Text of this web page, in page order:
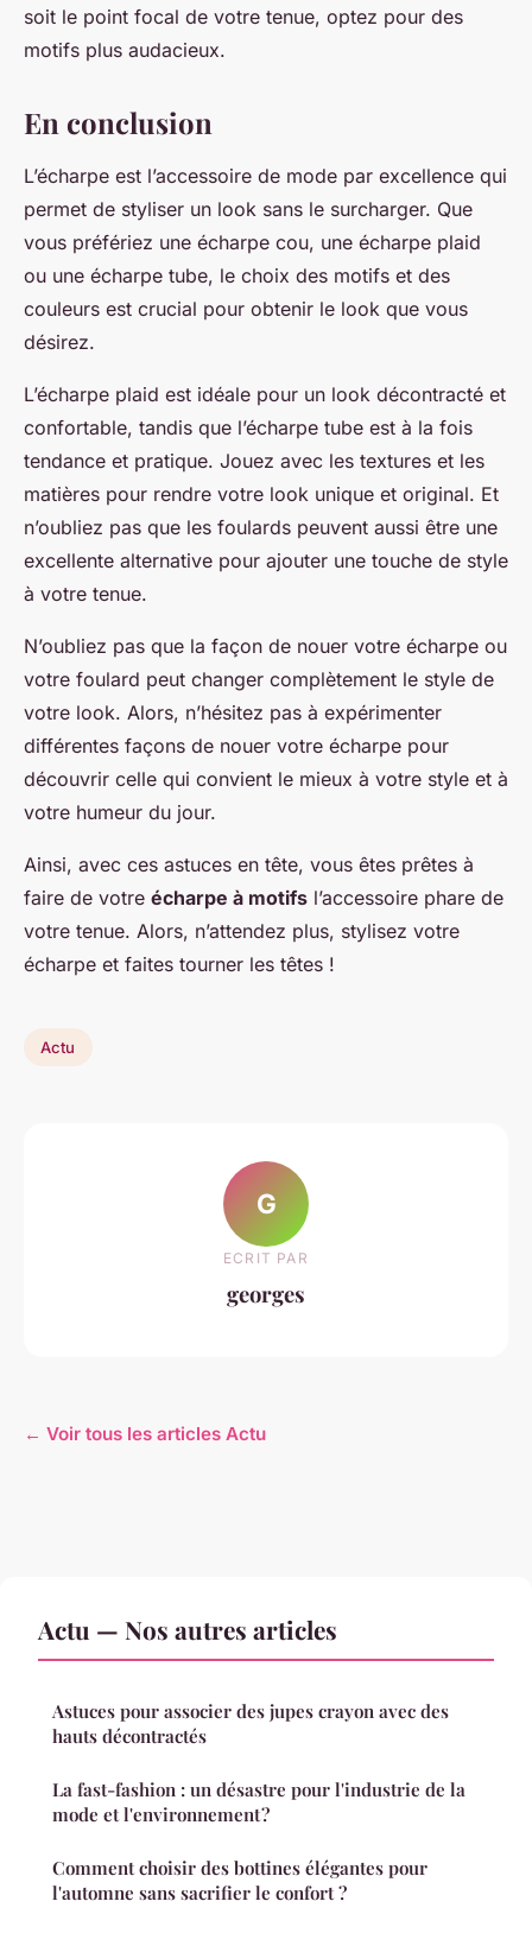
soit le point focal de votre tenue, optez pour des
motifs plus audacieux.
En conclusion
L’écharpe est l’accessoire de mode par excellence qui
permet de styliser un look sans le surcharger. Que
vous préfériez une écharpe cou, une écharpe plaid
ou une écharpe tube, le choix des motifs et des
couleurs est crucial pour obtenir le look que vous
désirez.
L’écharpe plaid est idéale pour un look décontracté et
confortable, tandis que l’écharpe tube est à la fois
tendance et pratique. Jouez avec les textures et les
matières pour rendre votre look unique et original. Et
n’oubliez pas que les foulards peuvent aussi être une
excellente alternative pour ajouter une touche de style
à votre tenue.
N’oubliez pas que la façon de nouer votre écharpe ou
votre foulard peut changer complètement le style de
votre look. Alors, n’hésitez pas à expérimenter
différentes façons de nouer votre écharpe pour
découvrir celle qui convient le mieux à votre style et à
votre humeur du jour.
Ainsi, avec ces astuces en tête, vous êtes prêtes à
faire de votre écharpe à motifs l’accessoire phare de
votre tenue. Alors, n’attendez plus, stylisez votre
écharpe et faites tourner les têtes !
Actu
G
ECRIT PAR
georges
← Voir tous les articles Actu
Actu — Nos autres articles
Astuces pour associer des jupes crayon avec des
hauts décontractés
La fast-fashion : un désastre pour l'industrie de la
mode et l'environnement ?
Comment choisir des bottines élégantes pour
l'automne sans sacrifier le confort ?